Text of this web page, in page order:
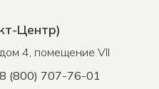
Центр)
4, помещение VII
(800) 707-76-01